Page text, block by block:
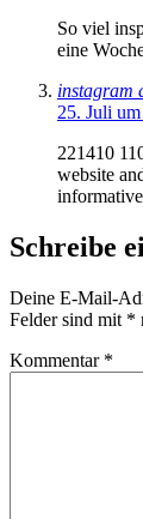
So viel
eine
instagram
25. Juli
221410
website
Schreibe
Deine E-Mail-
Felder sind mit *
Kommentar *